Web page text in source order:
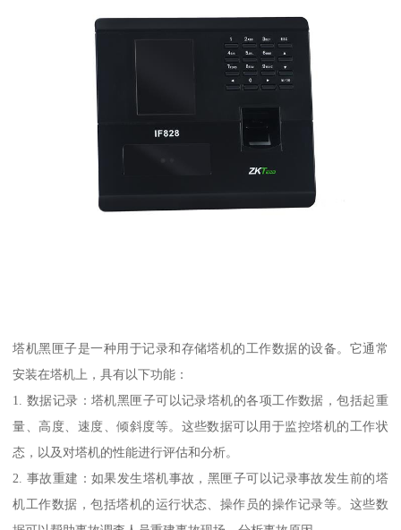
塔机黑匣子是一种用于记录和存储塔机的工作数据的设备。它通常
安装在塔机上，具有以下功能：
1. 数据记录：塔机黑匣子可以记录塔机的各项工作数据，包括起重
量、高度、速度、倾斜度等。这些数据可以用于监控塔机的工作状
态，以及对塔机的性能进行评估和分析。
2. 事故重建：如果发生塔机事故，黑匣子可以记录事故发生前的塔
机工作数据，包括塔机的运行状态、操作员的操作记录等。这些数